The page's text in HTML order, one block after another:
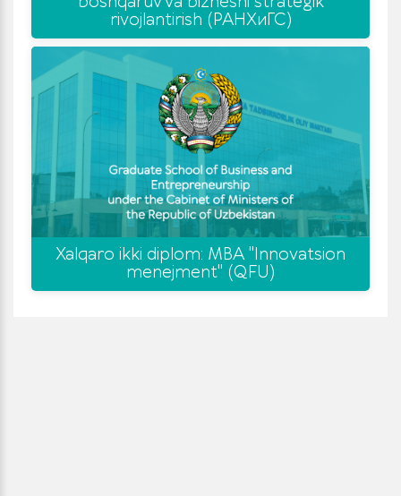
rivojlantirish (РАНХиГС)
Xalqaro ikki diplom: MBA "Innovatsion
menejment" (QFU)